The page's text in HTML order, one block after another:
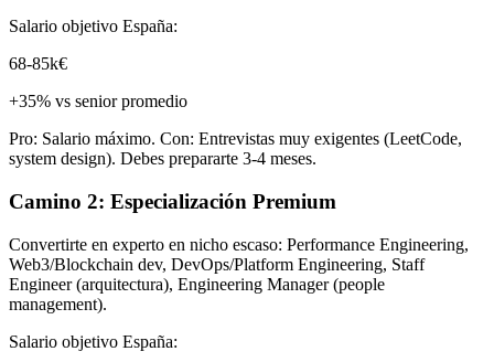
Salario objetivo España:
68-85k€
+35% vs senior promedio
Pro: Salario máximo. Con: Entrevistas muy exigentes (LeetCode,
system design). Debes prepararte 3-4 meses.
Camino 2: Especialización Premium
Convertirte en experto en nicho escaso: Performance Engineering,
Web3/Blockchain dev, DevOps/Platform Engineering, Staff
Engineer (arquitectura), Engineering Manager (people
management).
Salario objetivo España: